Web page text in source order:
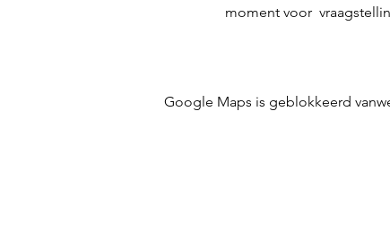
moment voor
Google Maps is geblokkeerd